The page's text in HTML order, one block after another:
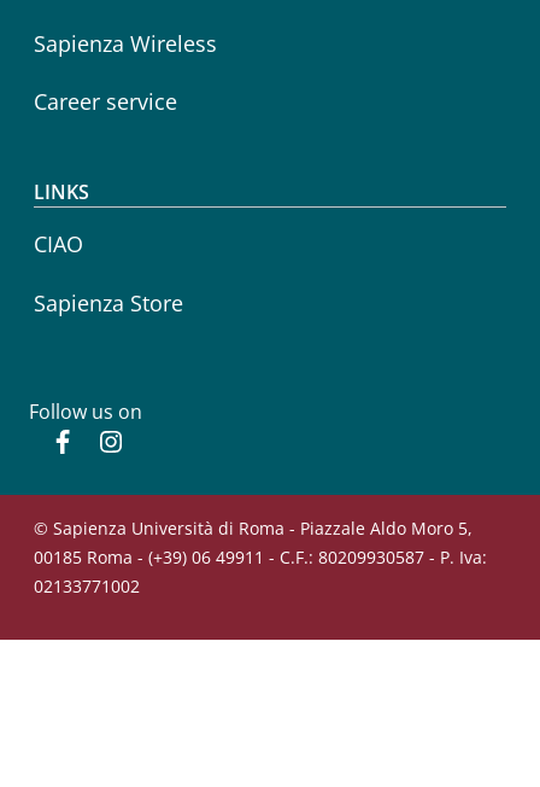
Sapienza Wireless
Career service
LINKS
CIAO
Sapienza Store
Follow us on
Facebook
© Sapienza Università di Roma - Piazzale Aldo Moro 5,
00185 Roma - (+39) 06 49911 - C.F.: 80209930587 - P. Iva:
02133771002